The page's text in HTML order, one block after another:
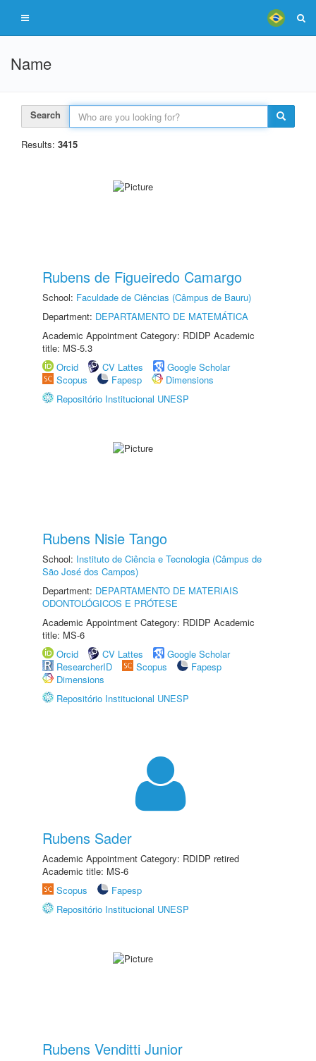
Name
Search
Results: 3415
Rubens de Figueiredo Camargo
School: Faculdade de Ciências (Câmpus de Bauru)
Department: DEPARTAMENTO DE MATEMÁTICA
Academic Appointment Category: RDIDP Academic
title: MS-5.3
Orcid
CV Lattes
Google Scholar
Scopus
Fapesp
Dimensions
Repositório Institucional UNESP
Rubens Nisie Tango
School: Instituto de Ciência e Tecnologia (Câmpus de
São José dos Campos)
Department: DEPARTAMENTO DE MATERIAIS
ODONTOLÓGICOS E PRÓTESE
Academic Appointment Category: RDIDP Academic
title: MS-6
Orcid
CV Lattes
Google Scholar
ResearcherID
Scopus
Fapesp
Dimensions
Repositório Institucional UNESP
Rubens Sader
Academic Appointment Category: RDIDP retired
Academic title: MS-6
Scopus
Fapesp
Repositório Institucional UNESP
Rubens Venditti Junior